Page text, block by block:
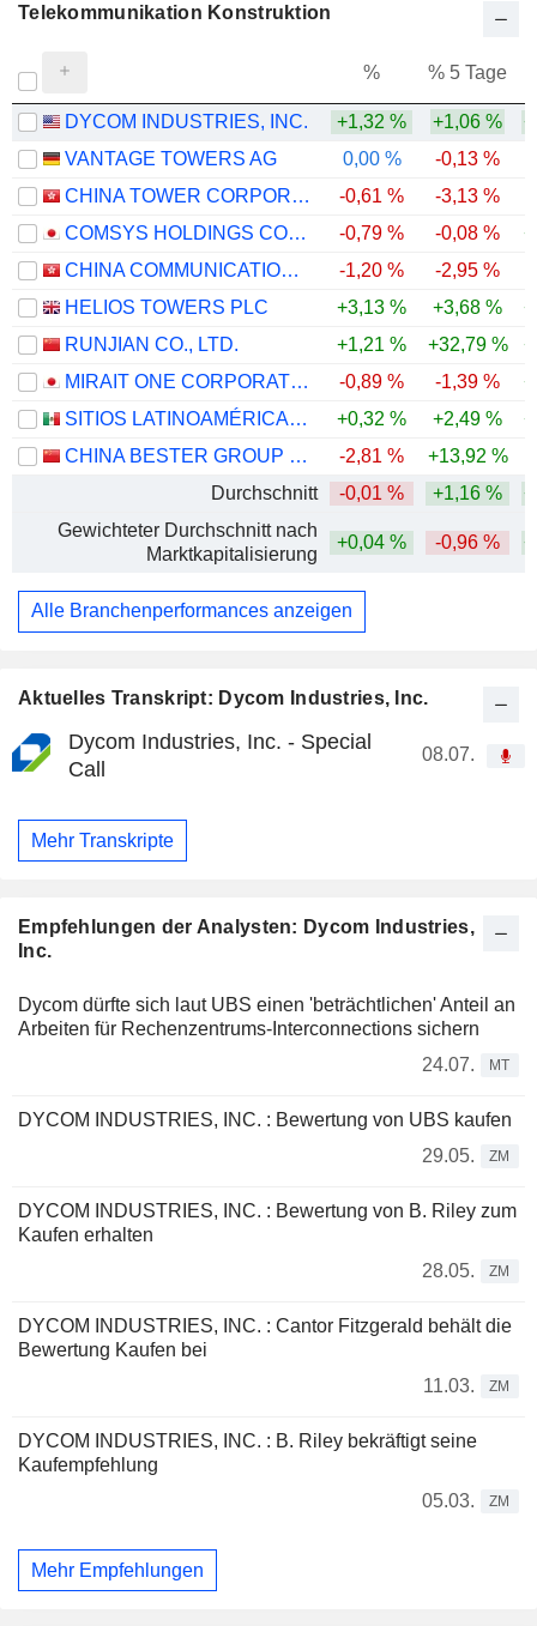
Aktuelles Transkript: Dycom Industries, Inc.
Dycom Industries, Inc. - Special
Call
08.07.
Mehr Transkripte
Empfehlungen der Analysten: Dycom Industries,
Inc.
Dycom dürfte sich laut UBS einen 'beträchtlichen' Anteil an
Arbeiten für Rechenzentrums-Interconnections sichern
24.07.
MT
DYCOM INDUSTRIES, INC. : Bewertung von UBS kaufen
29.05.
ZM
DYCOM INDUSTRIES, INC. : Bewertung von B. Riley zum
Kaufen erhalten
28.05.
ZM
DYCOM INDUSTRIES, INC. : Cantor Fitzgerald behält die
Bewertung Kaufen bei
11.03.
ZM
DYCOM INDUSTRIES, INC. : B. Riley bekräftigt seine
Kaufempfehlung
05.03.
ZM
Mehr Empfehlungen
Telekommunikation Konstruktion
% % 5 Tage
DYCOM INDUSTRIES, INC. +1,32 % +1,06 %
VANTAGE TOWERS AG
0,00 % -0,13 %
CHINA TOWER CORPORATION LIMITED
-0,61 % -3,13 %
COMSYS HOLDINGS CORPORATION
-0,79 % -0,08 %
CHINA COMMUNICATIONS SERVICES CORPORATION LIMITED
-1,20 % -2,95 %
HELIOS TOWERS PLC
+3,13 % +3,68 %
RUNJIAN CO., LTD.
+1,21 % +32,79 %
MIRAIT ONE CORPORATION
-0,89 % -1,39 %
SITIOS LATINOAMÉRICA, S.A.B. DE C.V.
+0,32 % +2,49 %
CHINA BESTER GROUP TELECOM CO., LTD.
-2,81 % +13,92 %
Durchschnitt
-0,01 % +1,16 %
Gewichteter Durchschnitt nach
Marktkapitalisierung
+0,04 % -0,96 %
Alle Branchenperformances anzeigen